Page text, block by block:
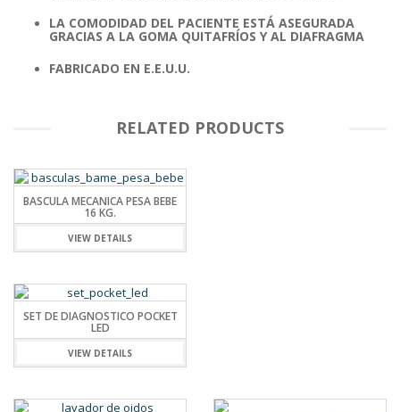
LA COMODIDAD DEL PACIENTE ESTÁ ASEGURADA
GRACIAS A LA GOMA QUITAFRÍOS Y AL DIAFRAGMA
FABRICADO EN E.E.U.U.
RELATED PRODUCTS
BASCULA MECANICA PESA BEBE
16 KG.
VIEW DETAILS
SET DE DIAGNOSTICO POCKET
LED
VIEW DETAILS